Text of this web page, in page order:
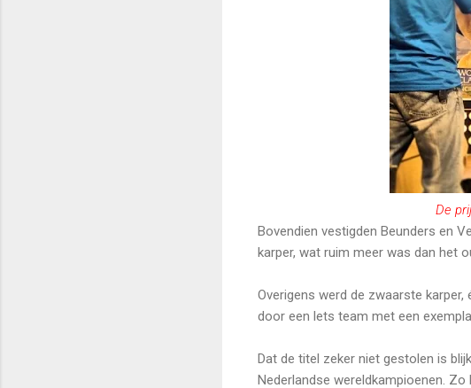
De
Bovendien vestigden Beunders en
karper, wat ruim meer was dan het
Overigens werd de zwaarste
door een lets team met een
Dat de titel zeker niet gestolen is
Nederlandse wereldkampioenen.